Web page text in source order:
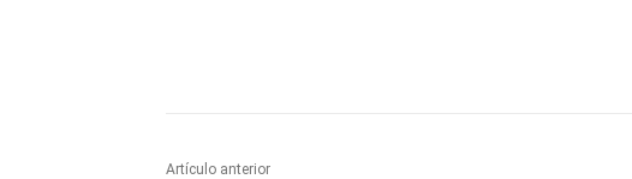
Artículo anterior